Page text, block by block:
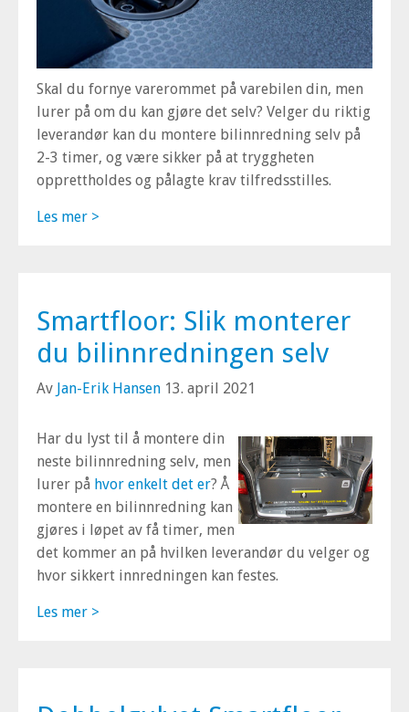
Skal du fornye varerommet på varebilen din, men
lurer på om du kan gjøre det selv? Velger du riktig
leverandør kan du montere bilinnredning selv på
2-3 timer, og være sikker på at tryggheten
opprettholdes og pålagte krav tilfredsstilles.
Les mer >
Smartfloor: Slik monterer
du bilinnredningen selv
Av Jan-Erik Hansen 13. april 2021
Har du lyst til å montere din
neste bilinnredning selv, men
lurer på hvor enkelt det er? Å
montere en bilinnredning kan
gjøres i løpet av få timer, men
det kommer an på hvilken leverandør du velger og
hvor sikkert innredningen kan festes.
Les mer >